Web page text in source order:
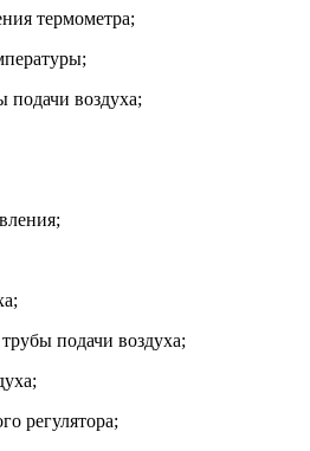
термометра;
подачи воздуха;
подачи воздуха;
регулятора;